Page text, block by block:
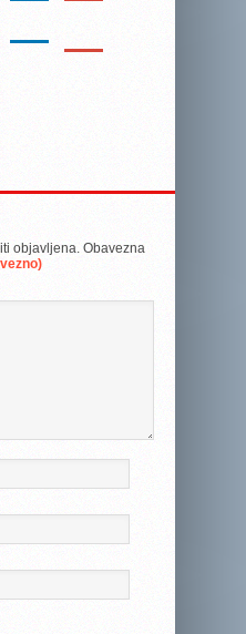
objavljena. Obavezna